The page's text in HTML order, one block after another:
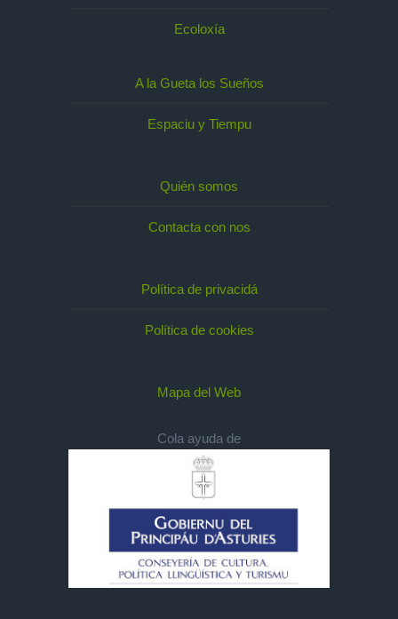
Ecoloxía
A la Gueta los Sueños
Espaciu y Tiempu
Quién somos
Contacta con nos
Política de privacidá
Política de cookies
Mapa del Web
Cola ayuda de